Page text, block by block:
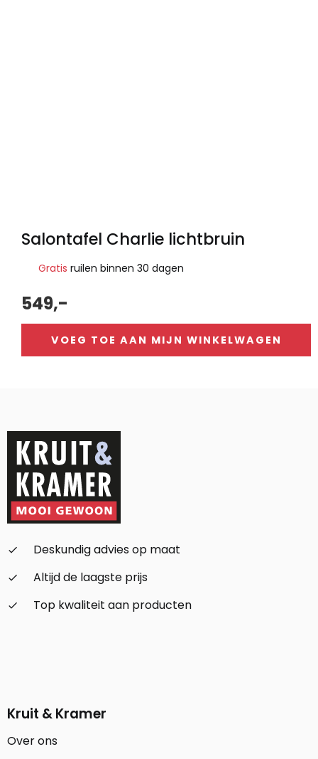
Salontafel Charlie lichtbruin
Gratis ruilen binnen 30 dagen
549,-
VOEG TOE AAN MIJN WINKELWAGEN
check_small
Deskundig advies op maat
check_small
Altijd de laagste prijs
check_small
Top kwaliteit aan producten
Kruit & Kramer
Over ons